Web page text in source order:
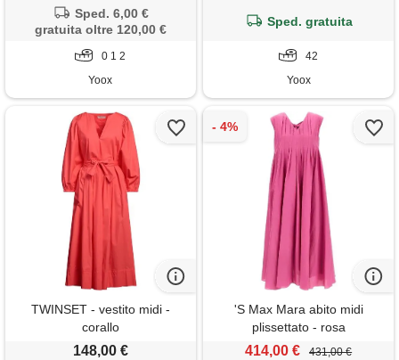
Sped. 6,00 €
gratuita oltre 120,00 €
0 1 2
Yoox
Sped. gratuita
42
Yoox
TWINSET - vestito midi -
corallo
148,00 €
'S Max Mara abito midi
plissettato - rosa
414,00 € 431,00 €